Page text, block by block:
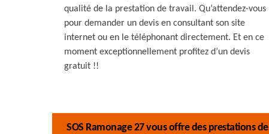
qualité de la prestation de travail. Qu’attendez-vous
pour demander un devis en consultant son site
internet ou en le téléphonant directement. Et en ce
moment exceptionnellement profitez d’un devis
gratuit !!
SOS Ramonage 27 vous offre des prestations